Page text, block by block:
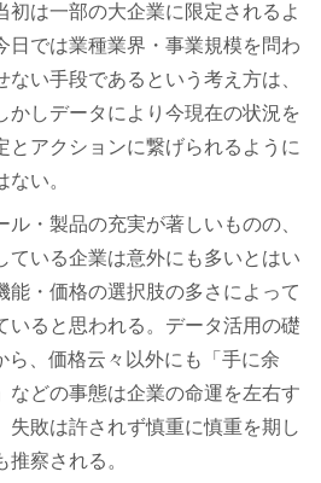
初は一部の大企業に限定されるよ
日では業種業界・事業規模を問わ
い手段であるという考え方は、
かしデータにより今現在の状況を
とアクションに繋げられるように
い。
・製品の充実が著しいものの、
ている企業は意外にも多いとはい
能・価格の選択肢の多さによって
いると思われる。データ活用の礎
ら、価格云々以外にも「手に余
などの事態は企業の命運を左右す
失敗は許されず慎重に慎重を期し
察される。